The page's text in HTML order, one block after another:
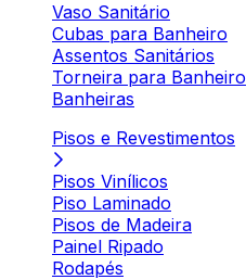
Vaso Sanitário
Cubas para Banheiro
Assentos Sanitários
Torneira para Banheiro
Banheiras
Pisos e Revestimentos
Pisos Vinílicos
Piso Laminado
Pisos de Madeira
Painel Ripado
Rodapés